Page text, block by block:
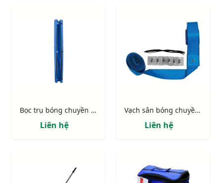
Bọc trụ bóng chuyền tròn cao 2m
Liên hệ
Vạch sân bóng chuyền và tennis bãi biển
Liên hệ